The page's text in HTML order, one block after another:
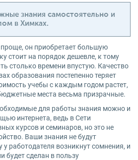
знания самостоятельно и
в Химках.
он приобретает большую
стоит на порядок дешевле, к тому
столько времени впустую. Качество
образования постепенно теряет
учебы с каждым годом растет,
места весьма призрачные.
для работы знания можно и
интернета, ведь в Сети
курсов и семинаров, но это не
Ваши знания не будут
работодателя возникнут сомнения, и
будет сделан в пользу